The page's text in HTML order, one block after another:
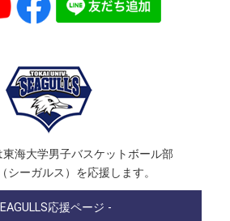
東海大学男子バスケットボール部
シーガルス）を応援します。
応援ページ -